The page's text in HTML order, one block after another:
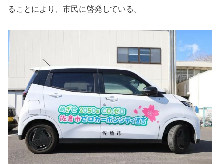
ることにより、市民に啓発している。